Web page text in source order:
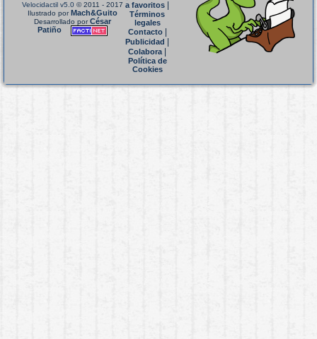
Velocidactil v5.0 © 2011 - 2017
Ilustrado porMach&Guito
Desarrollado porCésar
Patiño
a favoritos
Términos
legales
Contacto|
Publicidad
Colabora|
Política de
Cookies